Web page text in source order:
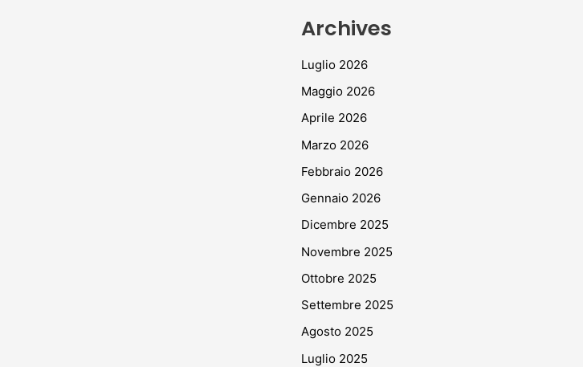
Archives
Luglio 2026
Maggio 2026
Aprile 2026
Marzo 2026
Febbraio 2026
Gennaio 2026
Dicembre 2025
Novembre 2025
Ottobre 2025
Settembre 2025
Agosto 2025
Luglio 2025